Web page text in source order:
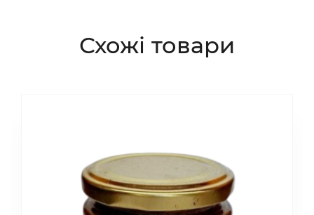
Схожі товари